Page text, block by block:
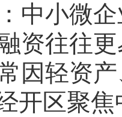
小微企
往往更
因轻资
开区聚